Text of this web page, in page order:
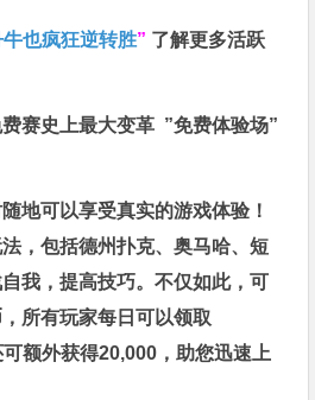
牛也疯狂逆转胜” 了解更多活跃
赛史上最大变革 ”免费体验场”
地可以享受真实的游戏体验！
，包括德州扑克、奥马哈、短
我，提高技巧。不仅如此，可
所有玩家每日可以领取
额外获得20,000，助您迅速上